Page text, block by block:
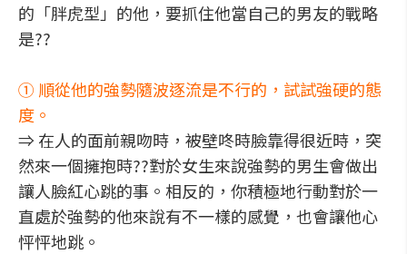
的「胖虎型」的他，要抓住他當自己的男友的戰略
是??
① 順從他的強勢隨波逐流是不行的，試試強硬的態
度。
⇒ 在人的面前親吻時，被壁咚時臉靠得很近時，突
然來一個擁抱時??對於女生來說強勢的男生會做出
讓人臉紅心跳的事。相反的，你積極地行動對於一
直處於強勢的他來說有不一樣的感覺，也會讓他心
怦怦地跳。